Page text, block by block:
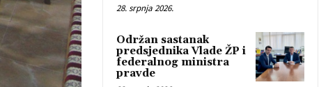
28. srpnja 2026.
Održan sastanak
predsjednika Vlade ŽP i
federalnog ministra
pravde